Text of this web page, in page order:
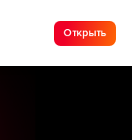
Открыть